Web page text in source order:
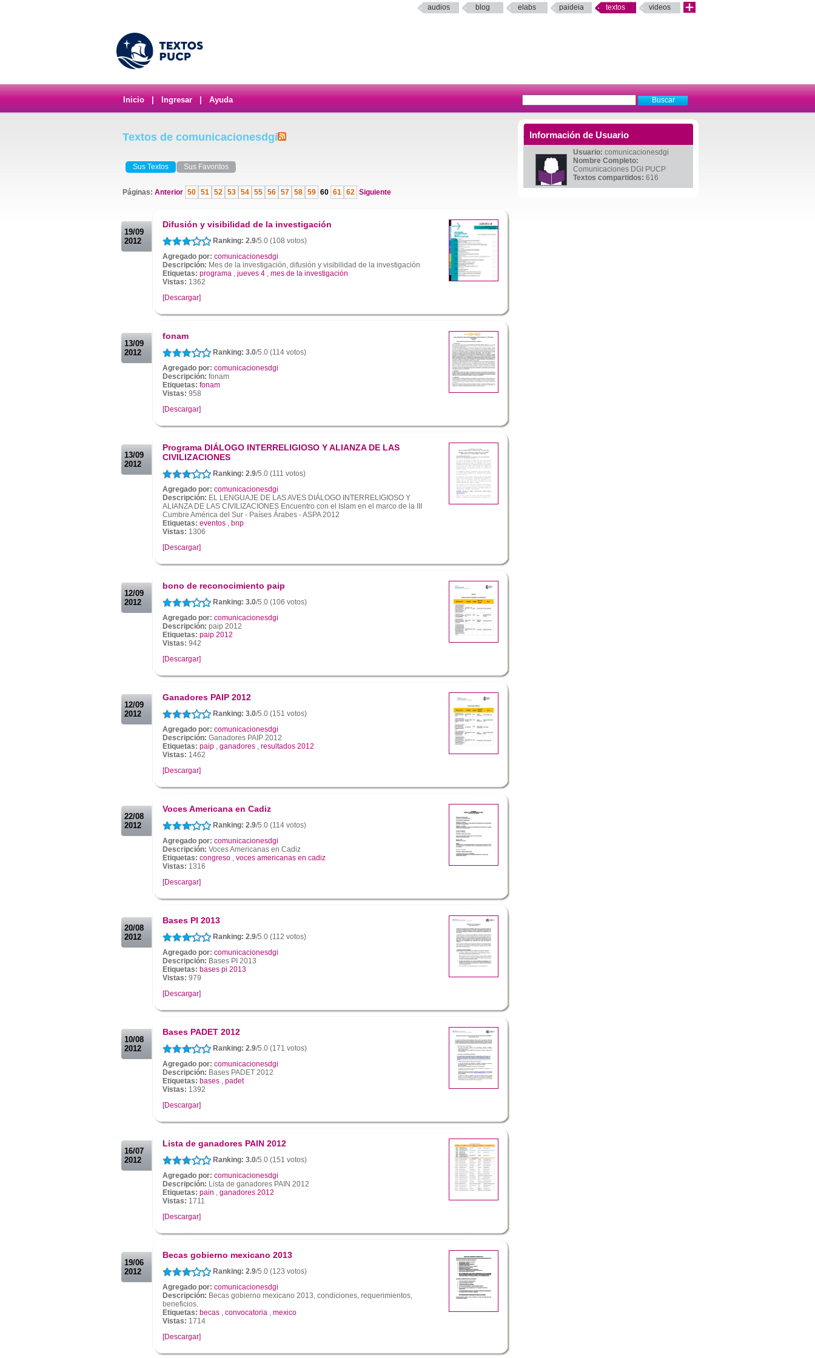
audios blog elabs paideia textos videos
Inicio Ingresar Ayuda
Información de Usuario
Usuario: comunicacionesdgi
Nombre Completo:
Comunicaciones DGI PUCP
Textos compartidos: 616
Textos de comunicacionesdgi
Sus Textos Sus Favoritos
Páginas: Anterior 50 51 52 53 54 55 56 57 58 59 60 61 62 Siguiente
19/09
2012
Difusión y visibilidad de la investigación
Ranking: 2.9/5.0 (108 votos)
Agregado por: comunicacionesdgi
Descripción: Mes de la investigación, difusión y visibilidad de la investigación
Etiquetas: programa jueves 4
mes de la investigación
Vistas: 1362
[Descargar]
13/09
2012
fonam
Ranking: 3.0/5.0 (114 votos)
Agregado por: comunicacionesdgi
Descripción: fonam
Etiquetas: fonam
Vistas: 958
[Descargar]
13/09
2012
Programa DIÁLOGO INTERRELIGIOSO Y ALIANZA DE LAS
CIVILIZACIONES
Ranking: 2.9/5.0 (111 votos)
Agregado por: comunicacionesdgi
Descripción: EL LENGUAJE DE LAS AVES DIÁLOGO INTERRELIGIOSO Y
ALIANZA DE LAS CIVILIZACIONES Encuentro con el Islam en el marco de la III
Cumbre América del Sur - Países Árabes - ASPA 2012
Etiquetas: eventos
bnp
Vistas: 1306
[Descargar]
12/09
2012
bono de reconocimiento paip
Ranking: 3.0/5.0 (106 votos)
Agregado por: comunicacionesdgi
Descripción: paip 2012
Etiquetas: paip 2012
Vistas: 942
[Descargar]
12/09
2012
Ganadores PAIP 2012
Ranking: 3.0/5.0 (151 votos)
Agregado por: comunicacionesdgi
Descripción: Ganadores PAIP 2012
Etiquetas: paip ganadores
resultados 2012
Vistas: 1462
[Descargar]
22/08
2012
Voces Americana en Cadiz
Ranking: 2.9/5.0 (114 votos)
Agregado por: comunicacionesdgi
Descripción: Voces Americanas en Cadiz
Etiquetas: congreso
voces americanas en cadiz
Vistas: 1316
[Descargar]
20/08
2012
Bases PI 2013
Ranking: 2.9/5.0 (112 votos)
Agregado por: comunicacionesdgi
Descripción: Bases PI 2013
Etiquetas: bases pi 2013
Vistas: 979
[Descargar]
10/08
2012
Bases PADET 2012
Ranking: 2.9/5.0 (171 votos)
Agregado por: comunicacionesdgi
Descripción: Bases PADET 2012
Etiquetas: bases
padet
Vistas: 1392
[Descargar]
16/07
2012
Lista de ganadores PAIN 2012
Ranking: 3.0/5.0 (151 votos)
Agregado por: comunicacionesdgi
Descripción: Lista de ganadores PAIN 2012
Etiquetas: pain
ganadores 2012
Vistas: 1711
[Descargar]
19/06
2012
Becas gobierno mexicano 2013
Ranking: 2.9/5.0 (123 votos)
Agregado por: comunicacionesdgi
Descripción: Becas gobierno mexicano 2013, condiciones, requerimientos,
beneficios.
Etiquetas: becas convocatoria
mexico
Vistas: 1714
[Descargar]